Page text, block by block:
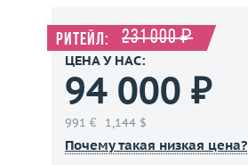
Ритейл: 231 000 ₽
ЦЕНА У НАС:
94 000 ₽
991 € 1,144 $
Почему такая низкая цена?